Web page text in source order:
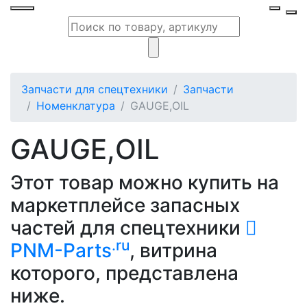
Запчасти для спецтехники
Запчасти
Номенклатура
GAUGE,OIL
GAUGE,OIL
Этот товар можно купить на
маркетплейсе запасных
частей для спецтехники
PNM-Parts.ru, витрина
которого, представлена
ниже.